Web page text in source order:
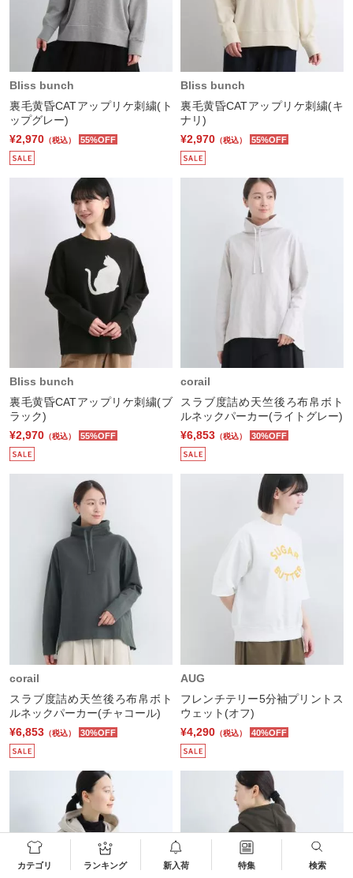
カテゴリ ランキング 新入荷 特集 検索
Bliss bunch
裏毛黄昏CATアップリケ刺繍(ト
ップグレー)
¥2,970 （税込） 55%OFF
Bliss bunch
裏毛黄昏CATアップリケ刺繍(キ
ナリ)
¥2,970 （税込） 55%OFF
Bliss bunch
裏毛黄昏CATアップリケ刺繍(ブ
ラック)
¥2,970 （税込） 55%OFF
corail
スラブ度詰め天竺後ろ布帛ボト
ルネックパーカー(ライトグレー)
¥6,853 （税込） 30%OFF
corail
スラブ度詰め天竺後ろ布帛ボト
ルネックパーカー(チャコール)
¥6,853 （税込） 30%OFF
AUG
フレンチテリー5分袖プリントス
ウェット(オフ)
¥4,290 （税込） 40%OFF